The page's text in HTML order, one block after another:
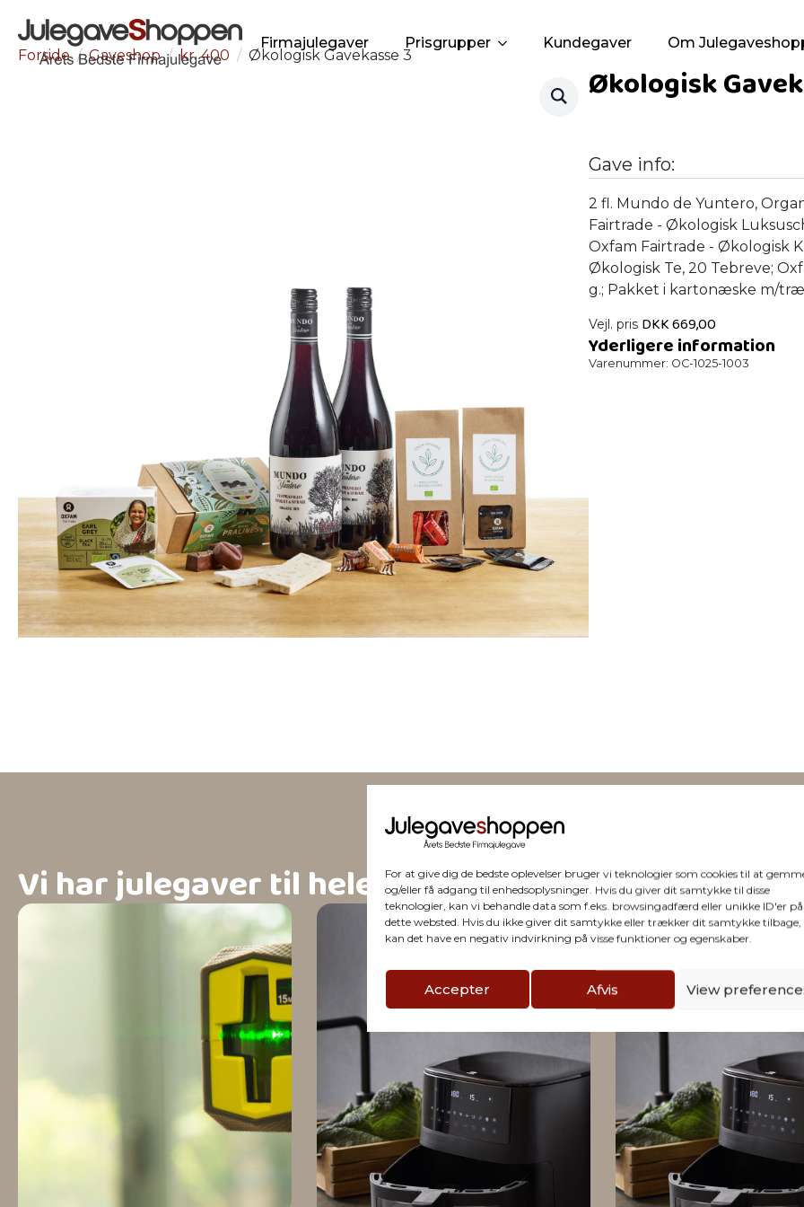
For at give dig de bedste oplevelser bruger vi teknologier som cookies til at
og/eller få adgang til enhedsoplysninger. Hvis du giver dit samtykke til disse
teknologier, kan vi behandle data som f.eks. browsingadfærd eller unikke ID'er på
dette websted. Hvis du ikke giver dit samtykke eller trækker dit samtykke tilbage,
kan det have en negativ indvirkning på visse funktioner og egenskaber.
Accepter Afvis View
Firmajulegaver Prisgrupper Kundegaver Om
Forside Gaveshop kr. 400 Økologisk Gavekasse 3
Økologisk
Gave info:
2 fl. Mundo de Yuntero,
Fairtrade - Økologisk
Oxfam Fairtrade - Økologisk
Økologisk Te, 20 Tebreve;
g.; Pakket i kartonæske m/
Vejl. pris DKK669,00
Yderligere information
Varenummer: OC-1025-1003
Vi har julegaver til hele firmaet